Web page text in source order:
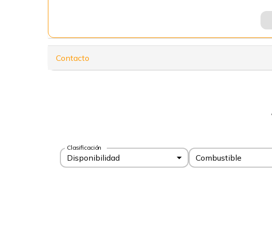
Contacto
Clasificación
Disponibilidad Combustible